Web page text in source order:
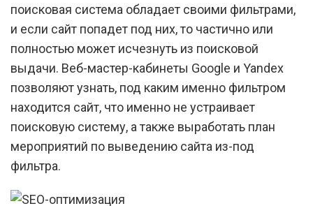
поисковая система обладает своими фильтрами,
и если сайт попадет под них, то частично или
полностью может исчезнуть из поисковой
выдачи. Веб-мастер-кабинеты Google и Yandex
позволяют узнать, под каким именно фильтром
находится сайт, что именно не устраивает
поисковую систему, а также выработать план
мероприятий по выведению сайта из-под
фильтра.